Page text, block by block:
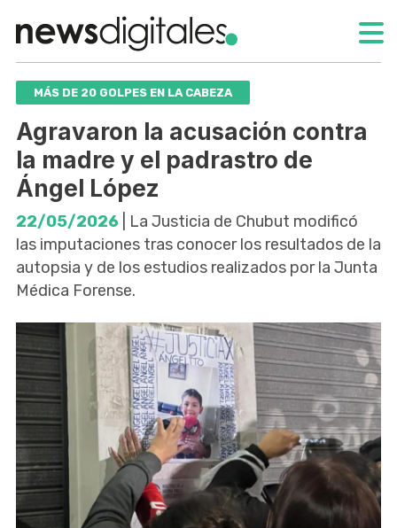
MÁS DE 20 GOLPES EN LA CABEZA
Agravaron la acusación contra
la madre y el padrastro de
Ángel López
22/05/2026 | La Justicia de Chubut modificó
las imputaciones tras conocer los resultados de la
autopsia y de los estudios realizados por la Junta
Médica Forense.